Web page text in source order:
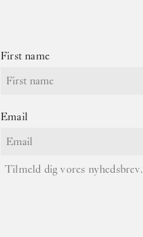
First name
Email
Tilmeld dig vores nyhedsbrev.